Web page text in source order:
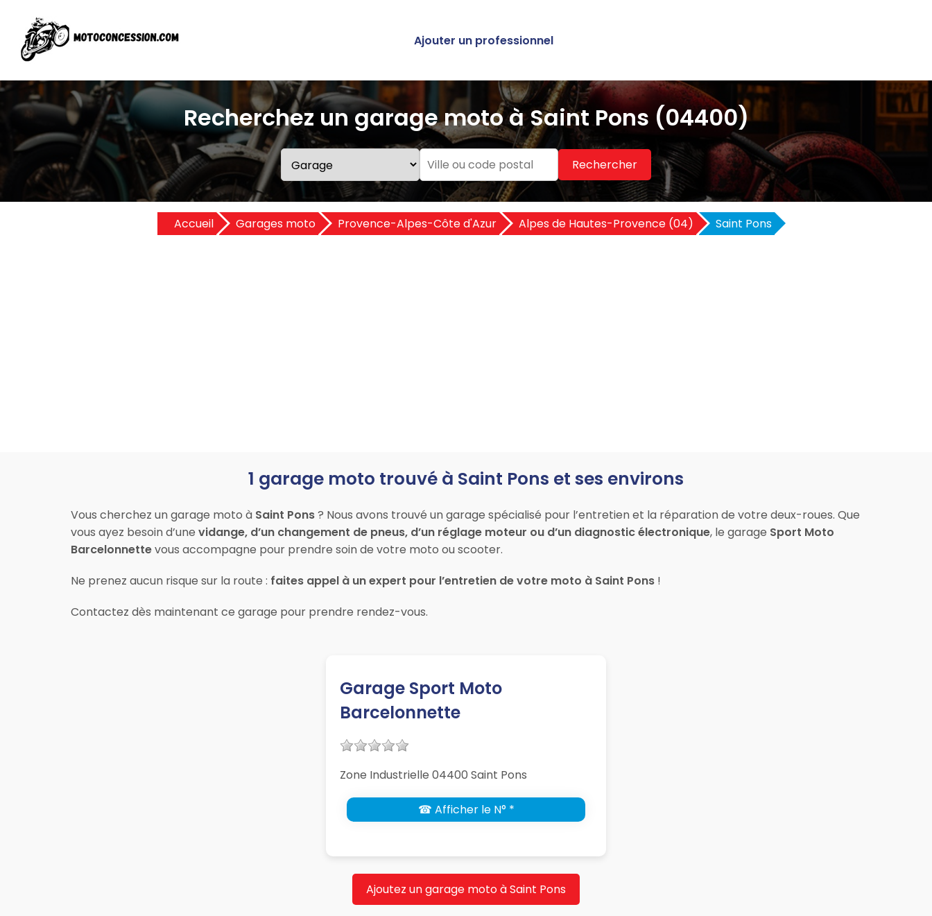
Ajouter un professionnel
Recherchez un garage moto à Saint Pons (04400)
Rechercher
Accueil Garages moto Provence-Alpes-Côte d'Azur Alpes de Hautes-Provence (04) Saint Pons
1 garage moto trouvé à Saint Pons et ses environs
Vous cherchez un garage moto à Saint Pons? Nous avons trouvé un garage spécialisé pour l’entretien et la réparation de votre deux-roues. Que
vous ayez besoin d’une vidange, d’un changement de pneus, d’un réglage moteur ou d’un diagnostic électronique, le garage Sport Moto
Barcelonnettevous accompagne pour prendre soin de votre moto ou scooter.
Ne prenez aucun risque sur la route : faites appel à un expert pour l’entretien de votre moto à Saint Pons !
Contactez dès maintenant ce garage pour prendre rendez-vous.
Garage Sport Moto
Barcelonnette
Zone Industrielle 04400 Saint Pons
☎ Afficher le N° *
Ajoutez un garage moto à Saint Pons